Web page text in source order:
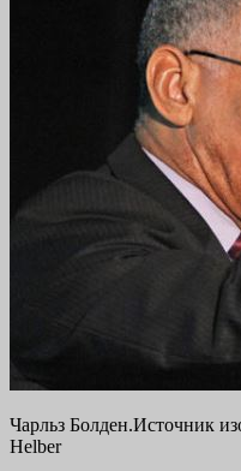
Чарльз Болден.Источник
Helber